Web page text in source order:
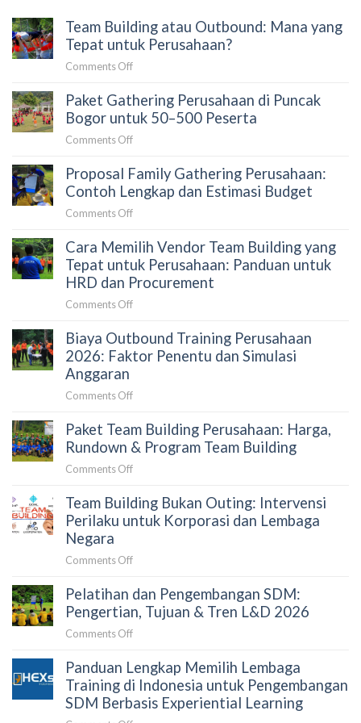
Team Building atau Outbound: Mana yang
Tepat untuk Perusahaan?
Comments Offon
Building
atau
Tepat
untuk
Perusahaan?
Paket Gathering Perusahaan di Puncak
Bogor untuk 50–500 Peserta
Comments Offon
Gathering
Perusahaan
untuk
50–
500
Peserta
Proposal Family Gathering Perusahaan:
Contoh Lengkap dan Estimasi Budget
Comments Offon
Family
Gathering
Perusahaan:
Estimasi
Budget
Cara Memilih Vendor Team Building yang
Tepat untuk Perusahaan: Panduan untuk
HRD dan Procurement
Comments Offon
Memilih
Vendor
untuk
Perusahaan:
Panduan
HRD
dan
Procurement
Biaya Outbound Training Perusahaan
2026: Faktor Penentu dan Simulasi
Anggaran
Comments Offon
Outbound
Training
Perusahaan
Penentu
dan
Anggaran
Paket Team Building Perusahaan: Harga,
Rundown & Program Team Building
Comments Offon
Team
Building
Program
Team
Building
Team Building Bukan Outing: Intervensi
Perilaku untuk Korporasi dan Lembaga
Negara
Comments Offon
Building
Bukan
Outing:
untuk
Korporasi
dan
Pelatihan dan Pengembangan SDM:
Pengertian, Tujuan & Tren L&D 2026
Comments Offon
dan
Pengembangan
SDM:
Pengertian,
Panduan Lengkap Memilih Lembaga
Training di Indonesia untuk Pengembangan
SDM Berbasis Experiential Learning